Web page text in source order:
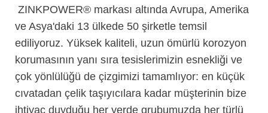
ZINKPOWER® markası altında Avrupa, Amerika
ve Asya'daki 13 ülkede 50 şirketle temsil
ediliyoruz. Yüksek kaliteli, uzun ömürlü korozyon
korumasının yanı sıra tesislerimizin esnekliği ve
çok yönlülüğü de çizgimizi tamamlıyor: en küçük
cıvatadan çelik taşıyıcılara kadar müşterinin bize
ihtiyaç duyduğu her yerde grubumuzda her türlü